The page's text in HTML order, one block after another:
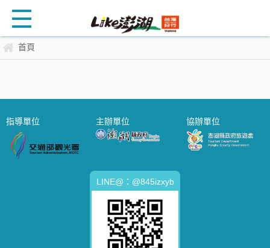
首頁
指導單位 主辦單位 協辦單位
LINE@：@845izxyb